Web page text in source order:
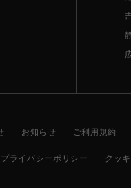
お知らせ ご利用規約
プライバシーポリシー クッ